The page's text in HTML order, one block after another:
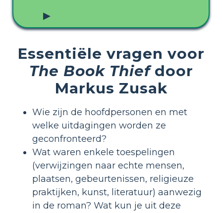
▶
Essentiële vragen voor
The Book Thiefdoor
Markus Zusak
Wie zijn de hoofdpersonen en met
welke uitdagingen worden ze
geconfronteerd?
Wat waren enkele toespelingen
(verwijzingen naar echte mensen,
plaatsen, gebeurtenissen, religieuze
praktijken, kunst, literatuur) aanwezig
in de roman? Wat kun je uit deze